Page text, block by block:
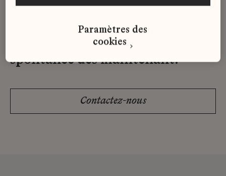
Vous n'avez pas trouvé d'offre
qui correspond à votre profil ?
Envoyez-nous votre candidature
spontanée dès maintenant.
Contactez-nous
Paramètres des
cookies